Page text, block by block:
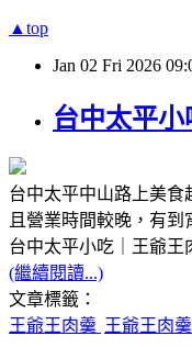
▲top
Jan 02 Fri 2026
台中太平
台中太平中山路上美
且營業時間較晚，有
台中太平小吃｜王爺
(繼續閱讀...)
文章標籤：
王爺王肉羹 王爺王肉